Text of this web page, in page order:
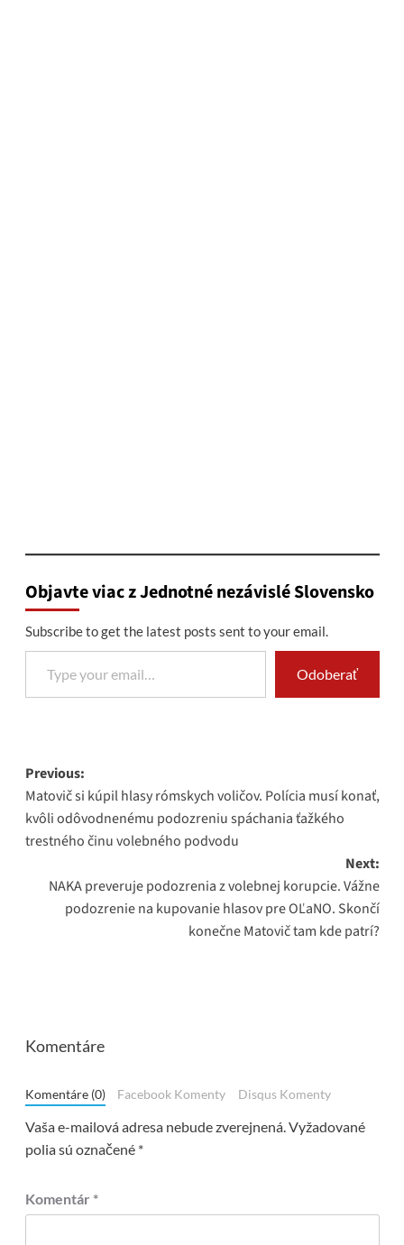
Objavte viac z Jednotné nezávislé Slovensko
Subscribe to get the latest posts sent to your email.
Type your email…
Odoberať
Post
navigation
Previous:
Matovič si kúpil hlasy rómskych voličov. Polícia musí konať,
kvôli odôvodnenému podozreniu spáchania ťažkého
trestného činu volebného podvodu
Next:
NAKA preveruje podozrenia z volebnej korupcie. Vážne
podozrenie na kupovanie hlasov pre OĽaNO. Skončí
konečne Matovič tam kde patrí?
Komentáre
Komentáre (0) Facebook Komenty Disqus Komenty
Vaša e-mailová adresa nebude zverejnená.Vyžadované
polia sú označené *
Komentár *